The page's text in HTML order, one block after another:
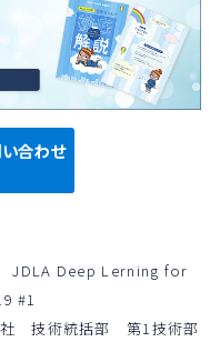
合わせ
Deep Lerning for
#1
社 技術統括部 第1技術部